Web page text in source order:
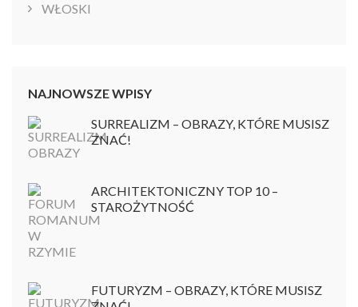
WŁOSKI
NAJNOWSZE WPISY
SURREALIZM – OBRAZY, KTÓRE MUSISZ
ZNAĆ!
ARCHITEKTONICZNY TOP 10 –
STAROŻYTNOŚĆ
FUTURYZM – OBRAZY, KTÓRE MUSISZ